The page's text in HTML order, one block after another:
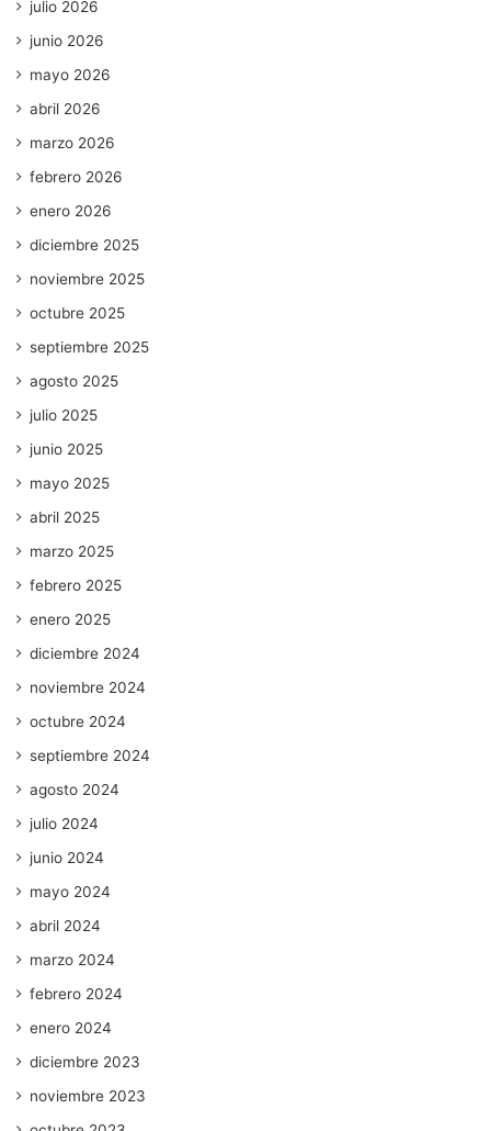
julio 2026
junio 2026
mayo 2026
abril 2026
marzo 2026
febrero 2026
enero 2026
diciembre 2025
noviembre 2025
octubre 2025
septiembre 2025
agosto 2025
julio 2025
junio 2025
mayo 2025
abril 2025
marzo 2025
febrero 2025
enero 2025
diciembre 2024
noviembre 2024
octubre 2024
septiembre 2024
agosto 2024
julio 2024
junio 2024
mayo 2024
abril 2024
marzo 2024
febrero 2024
enero 2024
diciembre 2023
noviembre 2023